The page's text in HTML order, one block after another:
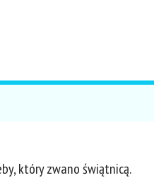
który zwano świątnicą.